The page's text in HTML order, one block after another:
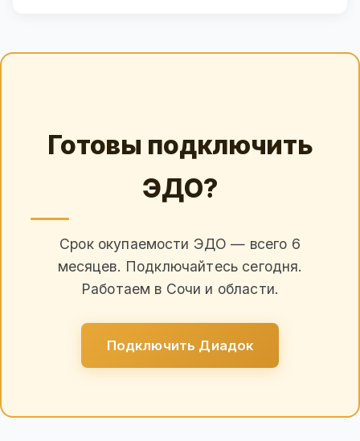
Готовы подключить
ЭДО?
Срок окупаемости ЭДО — всего 6
месяцев. Подключайтесь сегодня.
Работаем в Сочи и области.
Подключить Диадок